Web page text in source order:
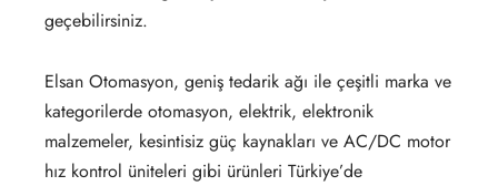
geçebilirsiniz.
Elsan Otomasyon, geniş tedarik ağı ile çeşitli marka ve
kategorilerde otomasyon, elektrik, elektronik
malzemeler, kesintisiz güç kaynakları ve AC/DC motor
hız kontrol üniteleri gibi ürünleri Türkiye’de